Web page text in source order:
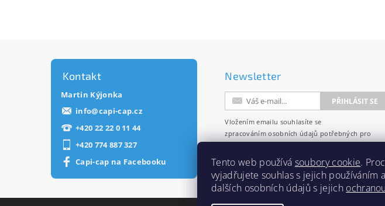
Kontakt
Martin Kýjonka
info@capi-cap.cz
+420 22 22 0 11 44
+420 774 887 327
Capi-cap na Facebooku
Newsletter
Vložením emailu souhlasíte se
zpracováním osobních údajů potřebných pro
Tento web používá soubory cookie.
vyjadřujete souhlas s jejich používáním
dalších osobních údajů s jejich